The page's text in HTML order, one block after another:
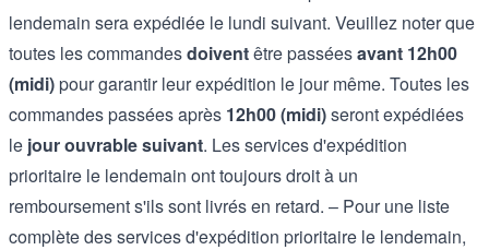
lendemain sera expédiée le lundi suivant. Veuillez noter que
toutes les commandesdoiventêtre passéesavant 12h00
(midi)pour garantir leur expédition le jour même. Toutes les
commandes passées après 12h00 (midi)seront expédiées
le jour ouvrable suivant. Les services d'expédition
prioritaire le lendemain ont toujours droit à un
remboursement s'ils sont livrés en retard. – Pour une liste
complète des services d'expédition prioritaire le lendemain,